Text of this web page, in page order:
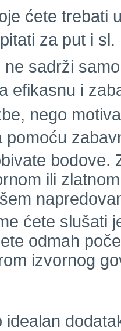
ćete trebati
za put i sl.
ne sadrži
efikasnu i
nego
pomoću
bodove.
ili
ćete slušati
odmah
izvornog
idealan